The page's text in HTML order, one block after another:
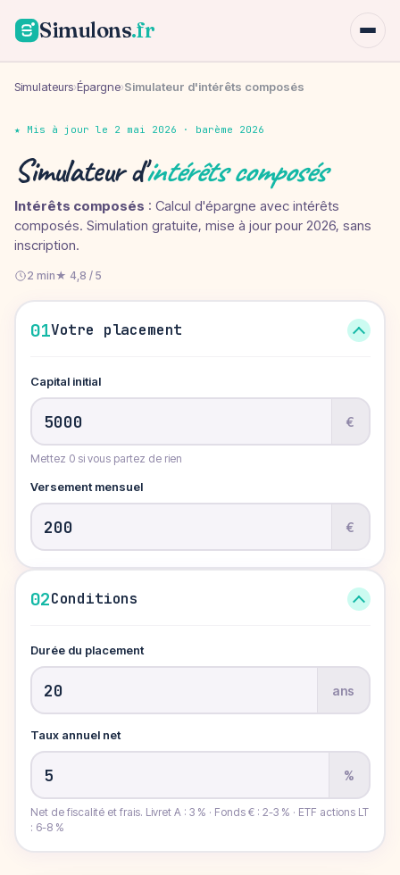
Simulons.fr
Simulateurs›Épargne›Simulateur d'intérêts composés
★ Mis à jour le 2 mai 2026 · barème 2026
Simulateur d'intérêts composés
Intérêts composés : Calcul d'épargne avec intérêts
composés. Simulation gratuite, mise à jour pour 2026, sans
inscription.
2 min★ 4,8 / 5
01Votre placement
Capital initial
€
Mettez 0 si vous partez de rien
Versement mensuel
€
02Conditions
Durée du placement
ans
Taux annuel net
%
Net de fiscalité et frais. Livret A : 3 % · Fonds € : 2-3 % · ETF actions LT
: 6-8 %